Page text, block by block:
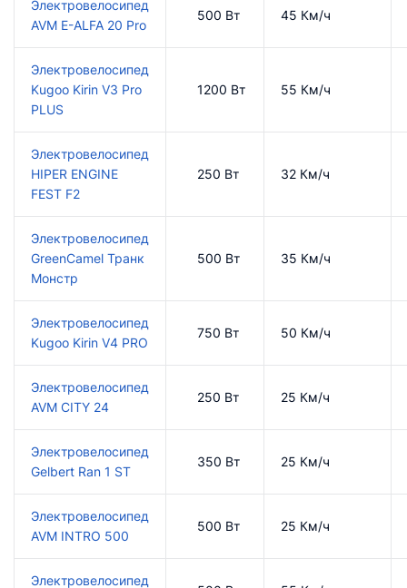
Электровелосипед
AVM E-ALFA 20 Pro
500 Вт 45 Км/ч
Электровелосипед
Kugoo Kirin V3 Pro
PLUS
1200 Вт 55 Км/ч
Электровелосипед
HIPER ENGINE
FEST F2
250 Вт 32 Км/ч
Электровелосипед
GreenCamel Транк
Монстр
500 Вт 35 Км/ч
Электровелосипед
Kugoo Kirin V4 PRO
750 Вт 50 Км/ч
Электровелосипед
AVM CITY 24
250 Вт 25 Км/ч
Электровелосипед
Gelbert Ran 1 ST
350 Вт 25 Км/ч
Электровелосипед
AVM INTRO 500
500 Вт 25 Км/ч
Электровелосипед